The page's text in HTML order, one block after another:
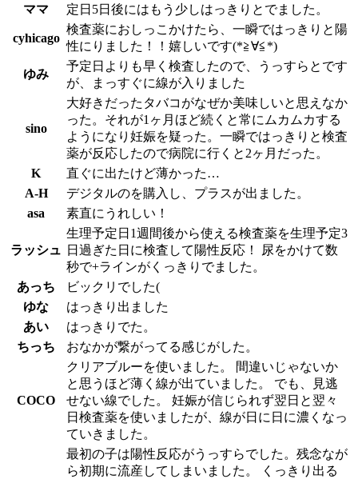
ママ
定日5日後にはもう少しはっきりとでました。
cyhicago
検査薬におしっこかけたら、一瞬ではっきりと陽
性にりました！！嬉しいです(*≧∀≦*)
ゆみ
予定日よりも早く検査したので、うっすらとです
が、まっすぐに線が入りました
sino
大好きだったタバコがなぜか美味しいと思えなか
った。それが1ヶ月ほど続くと常にムカムカする
ようになり妊娠を疑った。一瞬ではっきりと検査
薬が反応したので病院に行くと2ヶ月だった。
K
直ぐに出たけど薄かった…
A-H
デジタルのを購入し、プラスが出ました。
asa
素直にうれしい！
ラッシュ
生理予定日1週間後から使える検査薬を生理予定3
日過ぎた日に検査して陽性反応！ 尿をかけて数
秒で+ラインがくっきりでました。
あっち
ビックリでした(
ゆな
はっきり出ました
あい
はっきりでた。
ちっち
おなかが繋がってる感じがした。
COCO
クリアブルーを使いました。 間違いじゃないか
と思うほど薄く線が出ていました。 でも、見逃
せない線でした。 妊娠が信じられず翌日と翌々
日検査薬を使いましたが、線が日に日に濃くなっ
ていきました。
最初の子は陽性反応がうっすらでした。残念なが
ら初期に流産してしまいました。 くっきり出る